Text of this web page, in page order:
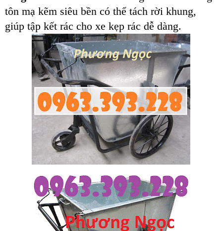
tôn mạ kẽm siêu bền có thể tách rời khung,
giúp tập kết rác cho xe kẹp rác dễ dàng.